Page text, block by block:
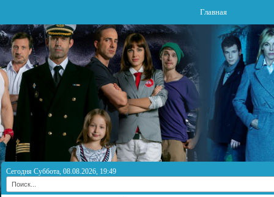
Главная
Сегодня Суббота, 08.08.2026, 19:49